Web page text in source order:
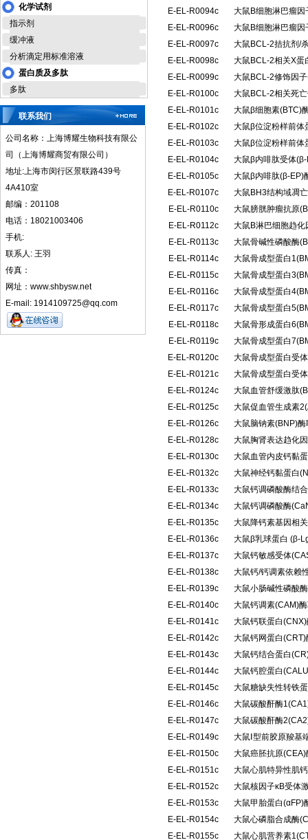
化学试剂
指示剂
缓冲液
分析滴定用标准溶液
蛋白质及多肽
多肽
联系我们
公司名称：上海博耀生物科技有限公
司（上海博耀商贸有限公司）
地址:上海市闵行区景联路439号
4A410室
邮编：201108
电话：18021003406
手机:
联系人: 王羽
传真：
网址：www.shbysw.net
E-mail: 1914109725@qq.com
E-EL-R0094c
大鼠B细胞淋巴瘤
E-EL-R0096c
大鼠B细胞淋巴瘤
E-EL-R0097c
大鼠BCL-2拮抗剂/
E-EL-R0098c
大鼠BCL-2相关X蛋
E-EL-R0099c
大鼠BCL-2修饰因
E-EL-R0100c
大鼠BCL-2相关死
E-EL-R0101c
大鼠β细胞素(BTC)
E-EL-R0102c
大鼠β位淀粉样前体
E-EL-R0103c
大鼠β位淀粉样前体
E-EL-R0104c
大鼠β内啡肽受体
E-EL-R0105c
大鼠β内啡肽(β-EP)
E-EL-R0107c
大鼠BH3结构域凋
E-EL-R0110c
大鼠膀胱肿瘤抗原
E-EL-R0112c
大鼠B淋巴细胞趋
E-EL-R0113c
大鼠骨碱性磷酸酶
E-EL-R0114c
大鼠骨成型蛋白
E-EL-R0115c
大鼠骨成型蛋白
E-EL-R0116c
大鼠骨成型蛋白
E-EL-R0117c
大鼠骨成型蛋白
E-EL-R0118c
大鼠骨形成蛋白
E-EL-R0119c
大鼠骨成型蛋白
E-EL-R0120c
大鼠骨成型蛋白受
E-EL-R0121c
大鼠骨成型蛋白受
E-EL-R0124c
大鼠血管舒缓激肽
E-EL-R0125c
大鼠促血管生成素
E-EL-R0126c
大鼠脑钠素(BNP)
E-EL-R0128c
大鼠胸肾表达趋化
E-EL-R0130c
大鼠血管内皮钙黏
E-EL-R0132c
大鼠神经钙黏蛋白
E-EL-R0133c
大鼠钙调磷酸酶结
E-EL-R0134c
大鼠钙调磷酸酶
E-EL-R0135c
大鼠降钙素基因相
E-EL-R0136c
大鼠β乳球蛋白 (β-
E-EL-R0137c
大鼠钙敏感受体
E-EL-R0138c
大鼠钙/钙调素依赖
E-EL-R0139c
大鼠小肠碱性磷酸
E-EL-R0140c
大鼠钙调素(CAM)
E-EL-R0141c
大鼠钙联蛋白
E-EL-R0142c
大鼠钙网蛋白
E-EL-R0143c
大鼠钙结合蛋白
E-EL-R0144c
大鼠钙腔蛋白
E-EL-R0145c
大鼠糖缺失性转铁
E-EL-R0146c
大鼠碳酸酐酶
E-EL-R0147c
大鼠碳酸酐酶
E-EL-R0149c
大鼠Ⅰ型前胶原羧基
E-EL-R0150c
大鼠癌胚抗原
E-EL-R0151c
大鼠心肌特异性肌
E-EL-R0152c
大鼠核因子κB受体
E-EL-R0153c
大鼠甲胎蛋白(αFP)
E-EL-R0154c
大鼠心磷脂合成酶
E-EL-R0155c
大鼠心肌营养素